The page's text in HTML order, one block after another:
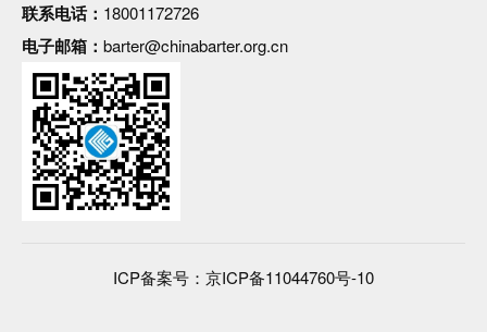
联系电话： 18001172726
电子邮箱： barter@chinabarter.org.cn
ICP备案号： 京ICP备11044760号-10